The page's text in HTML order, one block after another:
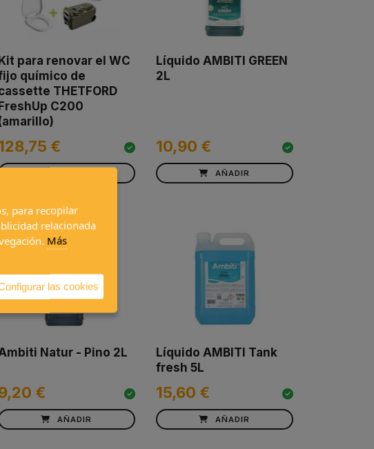
para renovar el WC
químico de
THETFORD
C200
€
Líquido AMBITI GREEN
2L
10,90 €
AÑADIR
Natur - Pino 2L
€
AÑADIR
Líquido AMBITI Tank
fresh 5L
15,60 €
AÑADIR
para recopilar
relacionada
Más
las cookies